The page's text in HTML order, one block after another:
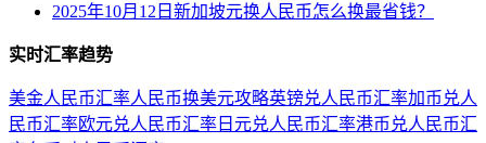
2025年10月12日新加坡元换人民币怎么换最省钱？
实时汇率趋势
美金人民币汇率人民币换美元攻略英镑兑人民币汇率加币兑人
民币汇率欧元兑人民币汇率 日元兑人民币汇率港币兑人民币汇